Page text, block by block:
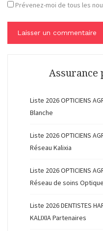
Prévenez-moi de tous les
Assurance
Liste 2026 OPTICIENS
Blanche
Liste 2026 OPTICIENS
Réseau Kalixia
Liste 2026 OPTICIENS
Réseau de soins Optique
Liste 2026 DENTISTES
KALIXIA Partenaires